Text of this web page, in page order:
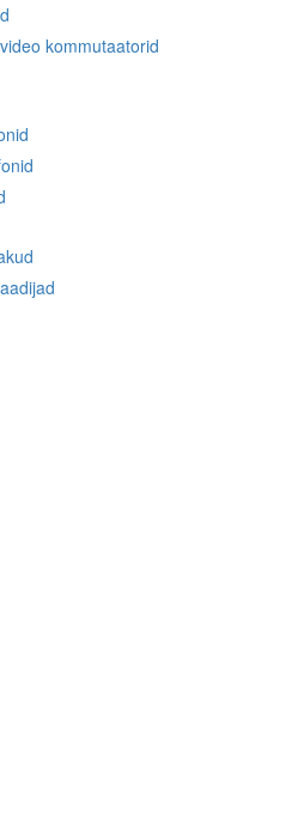
kommutaatorid